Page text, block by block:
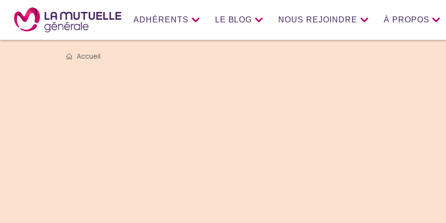
ADHÉRENTS LE BLOG NOUS REJOINDRE À PROPOS
Accueil